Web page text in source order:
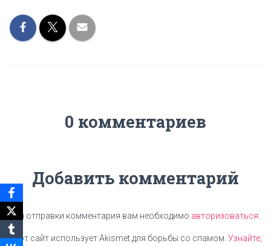
0 комментариев
Добавить комментарий
Для отправки комментария вам необходимо авторизоваться
Этот сайт использует Akismet для борьбы со спамом. Узнайте,